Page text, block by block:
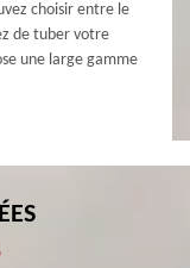
choisir entre le
de tuber votre
une large gamme